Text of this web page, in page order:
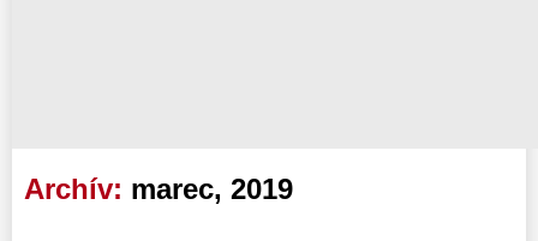
Archív: marec, 2019